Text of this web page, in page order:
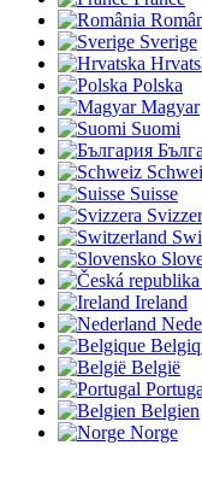
Sverige
Polska
Magyar
Suomi
Suisse
Ireland
België
Belgien
Norge